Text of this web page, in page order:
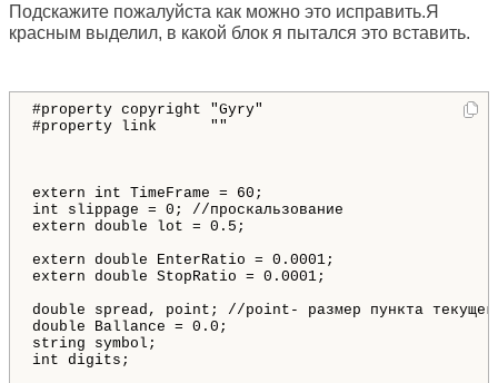
Подскажите пожалуйста как можно это исправить.Я
красным выделил, в какой блок я пытался это вставить.
#property copyright "Gyry"
#property link      ""
extern int TimeFrame = 60;
int slippage = 0; //проскальзование
extern double lot = 0.5;
extern double EnterRatio = 0.0001;
extern double StopRatio = 0.0001;
double spread, point; //point- размер пункта текущего
double Ballance = 0.0;
string symbol;
int digits;